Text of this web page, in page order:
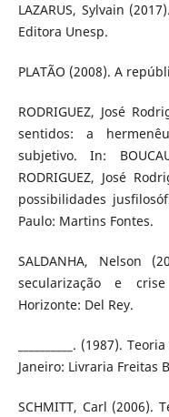
LAZARUS, Sylvain
Editora Unesp.
PLATÃO (2008). A
RODRIGUEZ, José
sentidos: a
subjetivo. In:
RODRIGUEZ, José
possibilidades
Paulo: Martins Fontes.
SALDANHA, Nelson
secularização e
Horizonte: Del Rey.
__________. (1987).
Janeiro: Livraria Freitas
SCHMITT, Carl (2006).